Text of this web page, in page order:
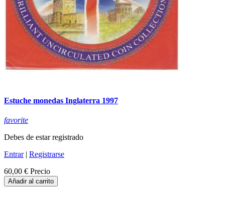
Estuche monedas Inglaterra 1997
favorite
Debes de estar registrado
Entrar| Registrarse
60,00 € Precio
Añadir al carrito